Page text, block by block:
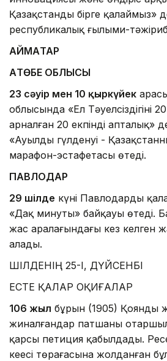
Қазақстанды бірге қалаймыз»
республикалық ғылыми-
АЙМАҚТАР
АҚТӨБЕ ОБЛЫСЫ
23 сәуір мен 10 қыркүйек
облысында «Ел Тәуелсіздігінің
арналған 20 екпінді апталық»
«Ауылдың гүлденуі -
марафон-эстафетасы өтеді.
ПАВЛОДАР
29 шілде күні Павлодардың
«Даңқ минуты» байқауы өтеді.
жас аралағындағы кез келген
алады.
ШІЛДЕНІҢ 25-І, ДҮЙСЕНБІ
ЕСТЕ ҚАЛАР ОҚИҒАЛАР
106 жыл бұрын (1905) Қоянды
жиналғандар патшаның
қарсы петиция қабылдады.
кеңесі төрағасына жолданған